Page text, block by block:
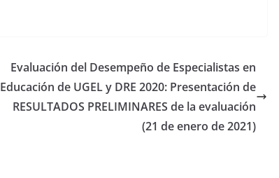
Evaluación del Desempeño de Especialistas en
Educación de UGEL y DRE 2020: Presentación de
RESULTADOS PRELIMINARES de la evaluación
(21 de enero de 2021)